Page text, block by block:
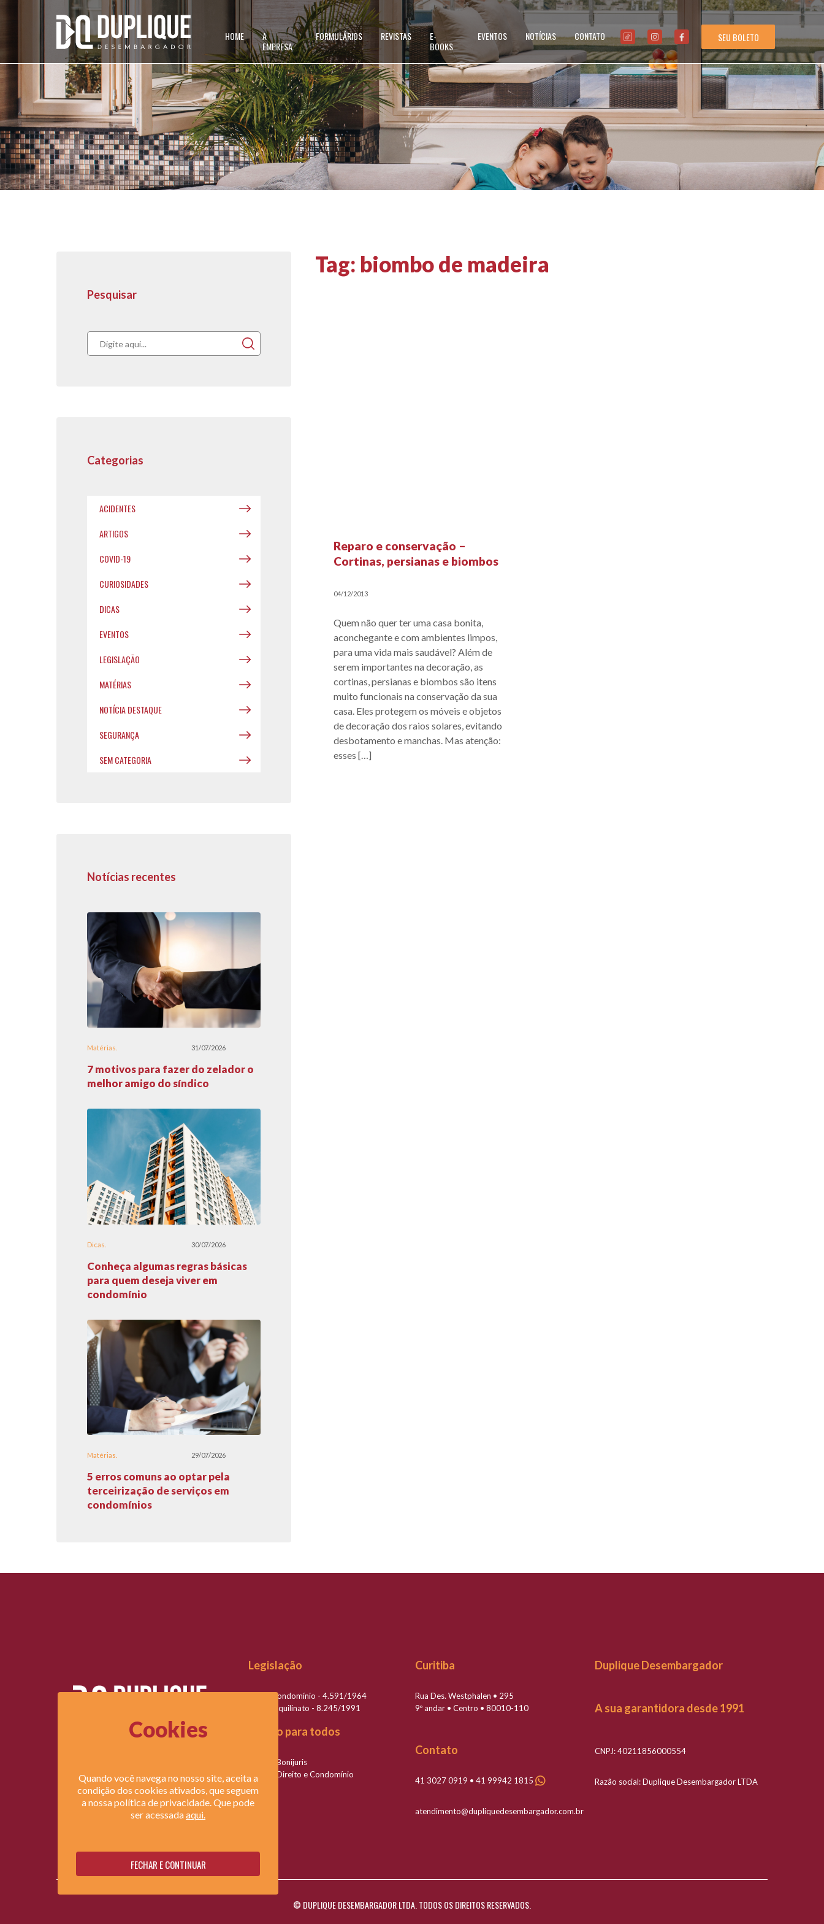
Cookies
Quando você navega no nosso site, aceita a
condição dos cookies ativados, que seguem
a nossa política de privacidade. Que pode
ser acessadaaqui.
FECHAR E CONTINUAR
HOME
A
EMPRESA
FORMULÁRIOS REVISTAS
E-
BOOKS
EVENTOS NOTÍCIAS CONTATO SEU BOLETO
Acompanhe nossas
Tag: biombo de madeira
Reparo e conservação –
Cortinas, persianas e biombos
04/12/2013
Quem não quer ter uma casa bonita,
aconchegante e com ambientes limpos,
para uma vida mais saudável? Além de
serem importantes na decoração, as
cortinas, persianas e biombos são itens
muito funcionais na conservação da sua
casa. Eles protegem os móveis e objetos
de decoração dos raios solares, evitando
desbotamento e manchas. Mas atenção:
esses […]
Pesquisar
Categorias
ACIDENTES
ARTIGOS
COVID-19
CURIOSIDADES
DICAS
EVENTOS
LEGISLAÇÃO
MATÉRIAS
NOTÍCIA DESTAQUE
SEGURANÇA
SEM CATEGORIA
Notícias recentes
Matérias 31/07/2026
7 motivos para fazer do zelador o
melhor amigo do síndico
Dicas 30/07/2026
Conheça algumas regras básicas
para quem deseja viver em
condomínio
Matérias 29/07/2026
5 erros comuns ao optar pela
terceirização de serviços em
condomínios
Legislação
Lei do Condomínio - 4.591/1964
Lei do Inquilinato - 8.245/1991
Direito para todos
Revista Bonijuris
Revista Direito e Condomínio
Curitiba
Rua Des. Westphalen • 295
9º andar • Centro • 80010-110
Contato
41 3027 0919 • 41 99942 1815
atendimento@dupliquedesembargador.com.br
Duplique Desembargador
A sua garantidora desde 1991
CNPJ: 40211856000554
Razão social: Duplique Desembargador LTDA
© DUPLIQUE DESEMBARGADOR LTDA. TODOS OS DIREITOS RESERVADOS.